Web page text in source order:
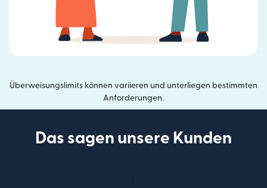
Überweisungslimits können variieren und unterliegen bestimmten
Anforderungen.
Das sagen unsere Kunden